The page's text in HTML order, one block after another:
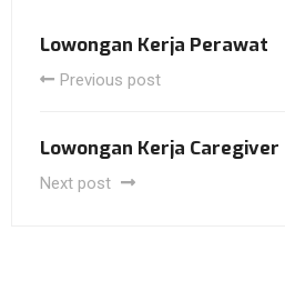
Lowongan Kerja Perawat
Previous post
Lowongan Kerja Caregiver
Next post